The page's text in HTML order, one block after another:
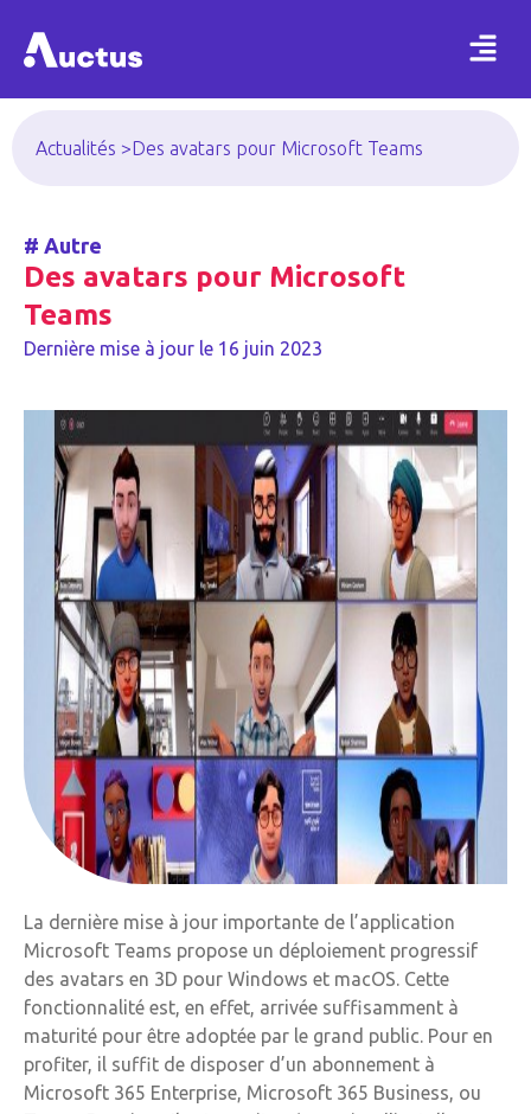
Actualités >Des avatars pour Microsoft Teams
# Autre
Des avatars pour Microsoft
Teams
Dernière mise à jour le 16 juin 2023
La dernière mise à jour importante de l’application
Microsoft Teams propose un déploiement progressif
des avatars en 3D pour Windows et macOS. Cette
fonctionnalité est, en effet, arrivée suffisamment à
maturité pour être adoptée par le grand public. Pour en
profiter, il suffit de disposer d’un abonnement à
Microsoft 365 Enterprise, Microsoft 365 Business, ou